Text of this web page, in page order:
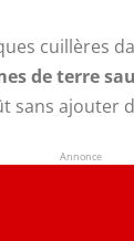
cuillères
de terre
sans ajouter
Annonce